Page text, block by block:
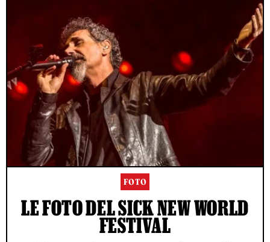
FOTO
LE FOTO DEL SICK NEW WORLD
FESTIVAL